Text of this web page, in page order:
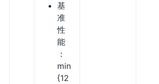
基
准
性
能
：
min
{12